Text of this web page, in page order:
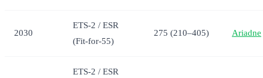
2030
ETS-2 / ESR
(Fit-for-55)
275 (210–405) Ariadne
ETS-2 / ESR